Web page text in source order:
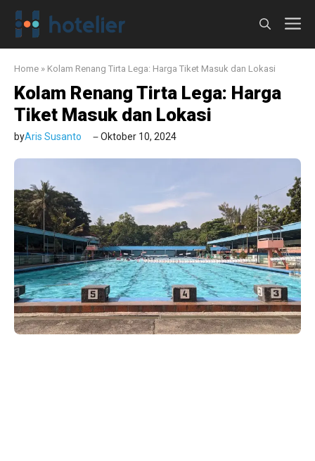
Langsung
Home » Kolam Renang Tirta Lega: Harga Tiket Masuk dan Lokasi
Kolam Renang Tirta Lega: Harga
Tiket Masuk dan Lokasi
byAris Susanto Oktober 10, 2024